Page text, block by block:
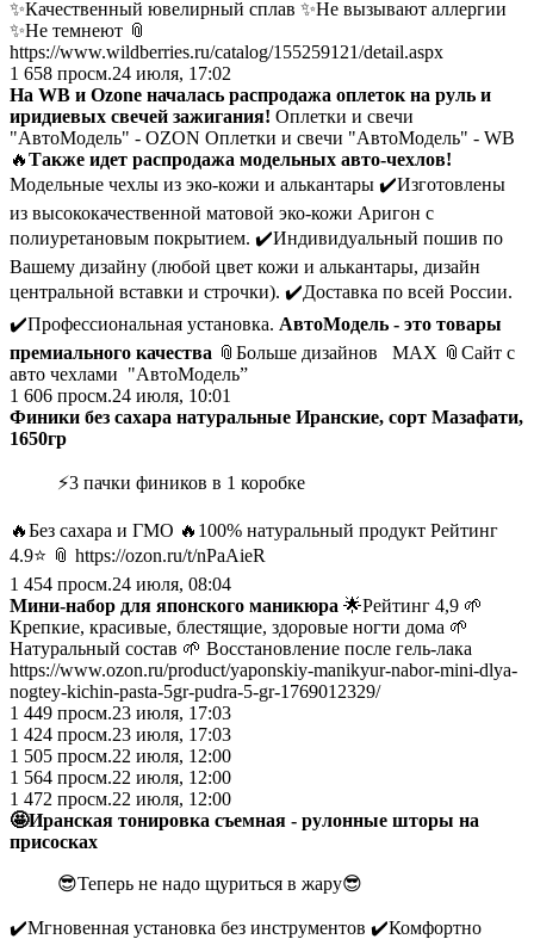
✨Качественный ювелирный сплав ✨Не вызывают аллергии
✨Не темнеют 📎
https://www.wildberries.ru/catalog/155259121/detail.aspx
1 658 просм.24 июля, 17:02
На WB и Ozone началась распродажа оплеток на руль и
иридиевых свечей зажигания! Оплетки и свечи
"АвтоМодель" - OZON Оплетки и свечи "АвтоМодель" - WB
🔥Также идет распродажа модельных авто-чехлов!
️Модельные чехлы из эко-кожи и алькантары ✔️Изготовлены
из высококачественной матовой эко-кожи Аригон с
полиуретановым покрытием. ✔️Индивидуальный пошив по
Вашему дизайну (любой цвет кожи и алькантары, дизайн
центральной вставки и строчки). ✔️Доставка по всей России.
✔️Профессиональная установка. АвтоМодель - это товары
премиального качества 📎Больше дизайнов МАХ 📎Сайт с
авто чехлами "АвтоМодель”
1 606 просм.24 июля, 10:01
Финики без сахара натуральные Иранские, сорт Мазафати,
1650гр
⚡️3 пачки фиников в 1 коробке
🔥Без сахара и ГМО 🔥100% натуральный продукт Рейтинг
4.9⭐️ 📎 https://ozon.ru/t/nPaAieR
1 454 просм.24 июля, 08:04
Мини-набор для японского маникюра 🌟Рейтинг 4,9 🌱
Крепкие, красивые, блестящие, здоровые ногти дома 🌱
Натуральный состав 🌱 Восстановление после гель-лака
https://www.ozon.ru/product/yaponskiy-manikyur-nabor-mini-dlya-
nogtey-kichin-pasta-5gr-pudra-5-gr-1769012329/
1 449 просм.23 июля, 17:03
1 424 просм.23 июля, 17:03
1 505 просм.22 июля, 12:00
1 564 просм.22 июля, 12:00
1 472 просм.22 июля, 12:00
🤩Иранская тонировка съемная - рулонные шторы на
присосках
😎Теперь не надо щуриться в жару😎
✔️Мгновенная установка без инструментов ✔️Комфортно